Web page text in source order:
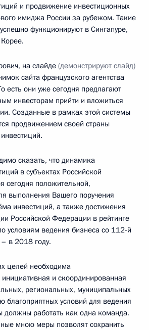
и продвижение инвестиционных
имиджа России за рубежом. Такие
функционируют в Сингапуре,
на слайде (демонстрируют слайд)
сайта французского агентства
есть они уже сегодня предлагают
инвесторам прийти и вложиться
Созданные в рамках этой системы
продвижением своей страны
сказать, что динамика
в субъектах Российской
сегодня положительной,
выполнения Вашего поручения
инвестиций, а также достижения
Российской Федерации в рейтинге
условиям ведения бизнеса со 112-й
в 2018 году.
целей необходима
и скоординированная
региональных, муниципальных
благоприятных условий для ведения
должны работать как одна команда.
мною меры позволят сохранить